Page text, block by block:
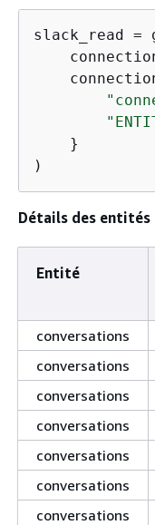
slack_read =
    }
)
Détails des entités
Entité
conversations
conversations
conversations
conversations
conversations
conversations
conversations